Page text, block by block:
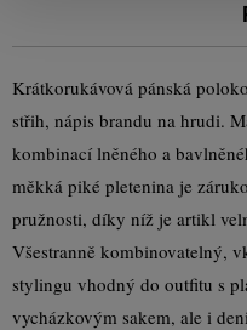
Krátkorukávová pánská
střih, nápis brandu na hrudi.
kombinací lněného a
měkká piké pletenina je
pružnosti, díky níž je artikl
Všestranně kombinovatelný,
stylingu vhodný do outfitu s
vycházkovým sakem, ale i